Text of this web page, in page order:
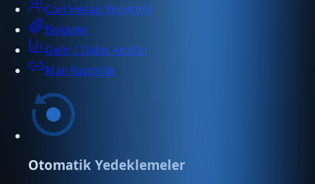
Cari Hesap Yönetimi
Belgeler
Gelir / Gider Analizi
Mali Raporlar
Otomatik Yedeklemeler